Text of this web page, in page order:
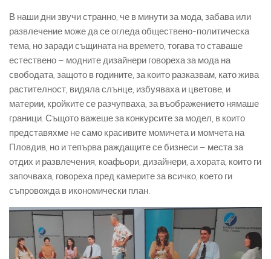
В наши дни звучи странно, че в минути за мода, забава или
развлечение може да се огледа обществено-политическа
тема, но заради същината на времето, тогава то ставаше
естествено – модните дизайнери говореха за мода на
свободата, защото в годините, за които разказвам, като жива
растителност, видяла слънце, избуяваха и цветове, и
материи, кройките се разчупваха, за въображението нямаше
граници. Същото важеше за конкурсите за модел, в които
представяхме не само красивите момичета и момчета на
Пловдив, но и тепърва раждащите се бизнеси – места за
отдих и развлечения, коафьори, дизайнери, а хората, които ги
започваха, говореха пред камерите за всичко, което ги
съпровожда в икономически план.